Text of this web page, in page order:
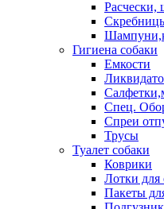
Расчески,
Гигиена собаки
Емкости
Спец.
Спреи
Трусы
Туалет собаки
Коврики
Лотки для
Пакеты